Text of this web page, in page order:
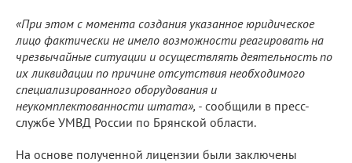
«При этом с момента создания указанное юридическое
лицо фактически не имело возможности реагировать на
чрезвычайные ситуации и осуществлять деятельность по
их ликвидации по причине отсутствия необходимого
специализированного оборудования и
неукомплектованности штата», - сообщили в пресс-
службе УМВД России по Брянской области.
На основе полученной лицензии были заключены